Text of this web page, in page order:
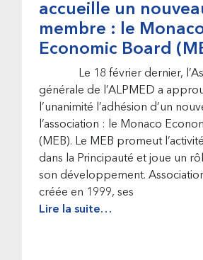
accueille un
membre : le
Economic Board
Le 18 février dernier,
générale de l’ALPMED a
l’unanimité l’adhésion d’un
l’association : le Monaco
(MEB). Le MEB promeut
dans la Principauté et joue un
son développement.
créée en 1999, ses
Lire la suite…